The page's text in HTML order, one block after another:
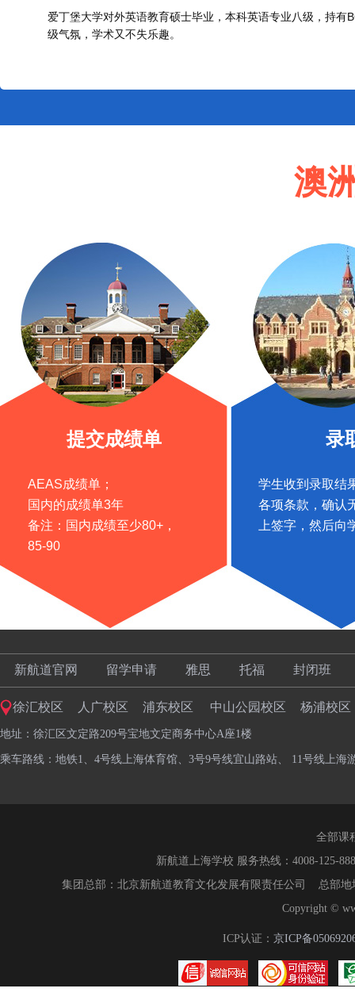
爱丁堡大学对外英语教育硕士毕业，本科英语专业八级，持
级气氛，学术又不失乐趣。
澳
提交成绩单
AEAS成绩单；
国内的成绩单3年
备注：国内成绩至少80+，
85-90
录
学生收到录取结
各项条款，确认
上签字，然后向